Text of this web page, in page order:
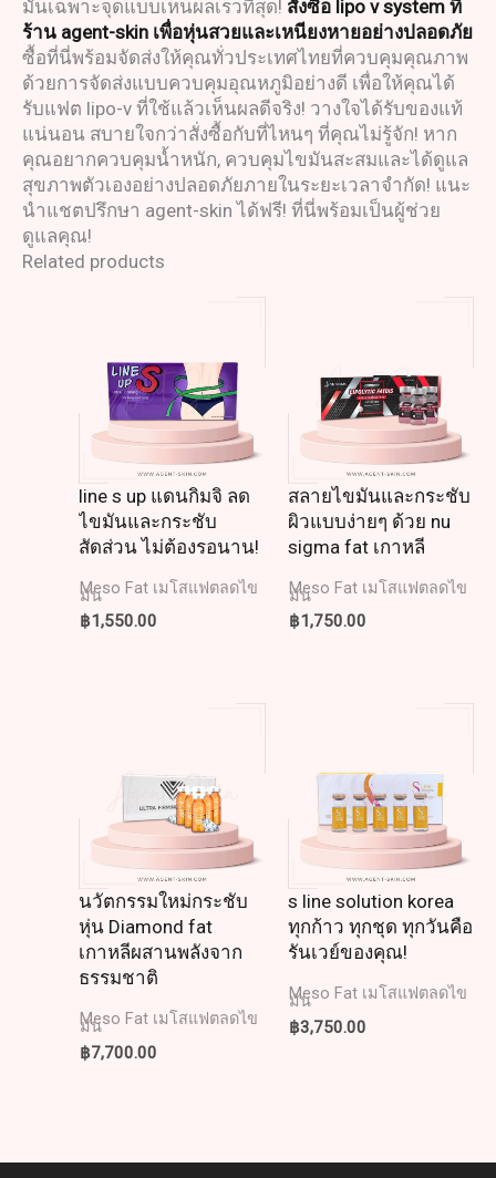
มันเฉพาะจุดแบบเห็นผลเร็วที่สุด! สั่งซื้อ lipo v system ที่
ร้าน agent-skin เพื่อหุ่นสวยและเหนียงหายอย่างปลอดภัย
ซื้อที่นี่พร้อมจัดส่งให้คุณทั่วประเทศไทยที่ควบคุมคุณภาพ
ด้วยการจัดส่งแบบควบคุมอุณหภูมิอย่างดี เพื่อให้คุณได้
รับแฟต lipo-v ที่ใช้แล้วเห็นผลดีจริง! วางใจได้รับของแท้
แน่นอน สบายใจกว่าสั่งซื้อกับที่ไหนๆ ที่คุณไม่รู้จัก! หาก
คุณอยากควบคุมน้ำหนัก, ควบคุมไขมันสะสมและได้ดูแล
สุขภาพตัวเองอย่างปลอดภัยภายในระยะเวลาจำกัด! แนะ
นำแชตปรึกษา agent-skin ได้ฟรี! ที่นี่พร้อมเป็นผู้ช่วย
ดูแลคุณ!
Related products
line s up แดนกิมจิ ลด
ไขมันและกระชับ
สัดส่วน ไม่ต้องรอนาน!
Meso Fat เมโสแฟตลดไข
มัน
฿1,550.00
สลายไขมันและกระชับ
ผิวแบบง่ายๆ ด้วย nu
sigma fat เกาหลี
Meso Fat เมโสแฟตลดไข
มัน
฿1,750.00
นวัตกรรมใหม่กระชับ
หุ่น Diamond fat
เกาหลีผสานพลังจาก
ธรรมชาติ
Meso Fat เมโสแฟตลดไข
มัน
฿7,700.00
s line solution korea
ทุกก้าว ทุกชุด ทุกวันคือ
รันเวย์ของคุณ!
Meso Fat เมโสแฟตลดไข
มัน
฿3,750.00